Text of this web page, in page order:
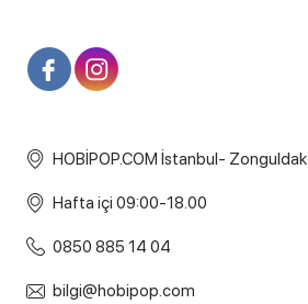
HOBİPOP.COM İstanbul- Zonguldak
Hafta içi 09:00-18.00
0850 885 14 04
bilgi@hobipop.com